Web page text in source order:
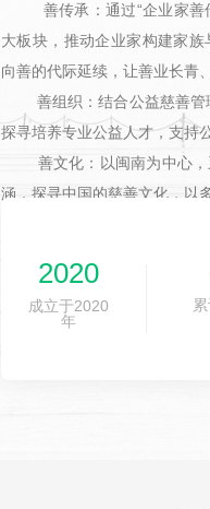
善传承：通过“企业家善传
大板块，推动企业家构建家
向善的代际延续，让善业长青
善组织：结合公益慈善管理
探寻培养专业公益人才，支持
善文化：以闽南为中心，
涵，探寻中国的慈善文化，以
2020
成立于2020
年